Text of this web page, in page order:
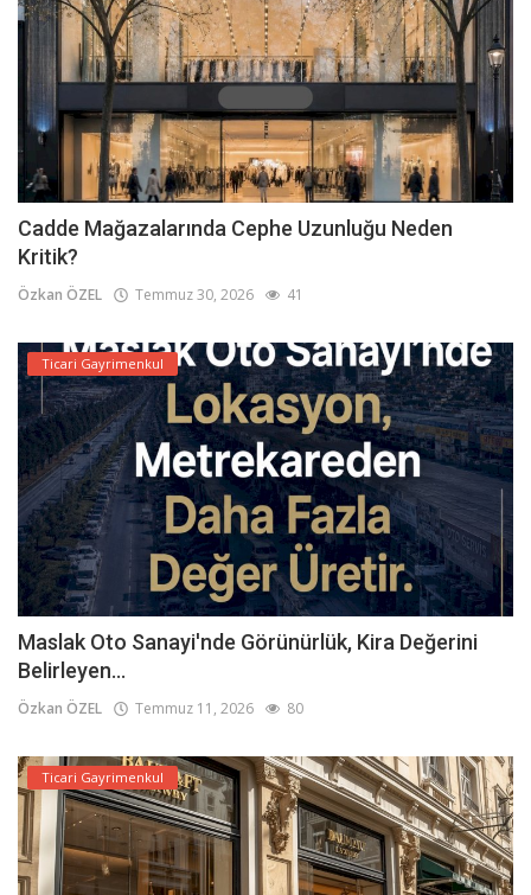
Cadde Mağazalarında Cephe Uzunluğu Neden
Kritik?
Özkan ÖZEL Temmuz 30, 2026 41
Ticari Gayrimenkul
Maslak Oto Sanayi'nde Görünürlük, Kira Değerini
Belirleyen...
Özkan ÖZEL Temmuz 11, 2026 80
Ticari Gayrimenkul